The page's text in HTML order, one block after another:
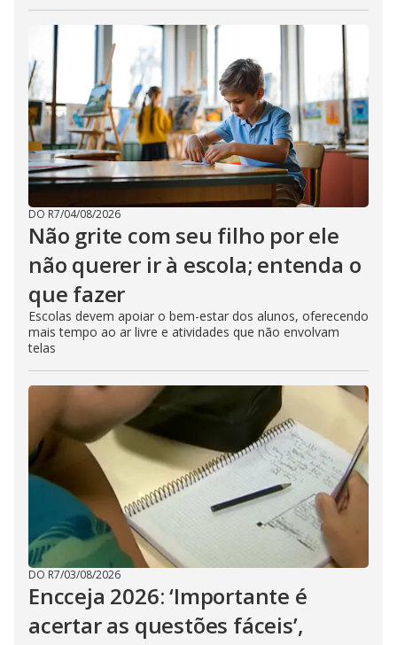
DO R7/04/08/2026
Não grite com seu filho por ele
não querer ir à escola; entenda o
que fazer
Escolas devem apoiar o bem-estar dos alunos, oferecendo
mais tempo ao ar livre e atividades que não envolvam
telas
DO R7/03/08/2026
Encceja 2026: ‘Importante é
acertar as questões fáceis’,